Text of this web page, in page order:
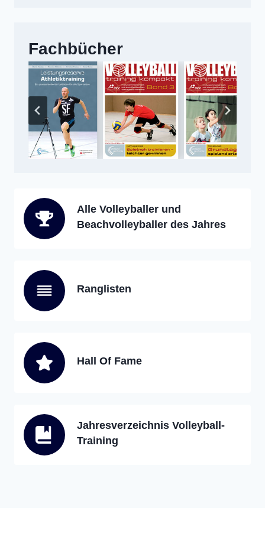
Fachbücher
Alle Volleyballer und
Beachvolleyballer des Jahres
Ranglisten
Hall Of Fame
Jahresverzeichnis Volleyball-
Training